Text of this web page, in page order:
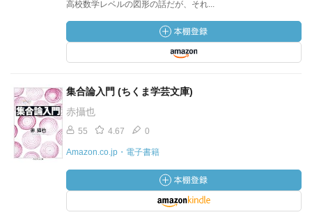
高校数学レベルの図形の話だが、それ...
集合論入門 (ちくま学芸文庫)
赤攝也
55 4.67 0
Amazon.co.jp・電子書籍